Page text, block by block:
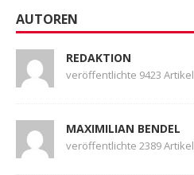
AUTOREN
REDAKTION
veröffentlichte 9423 Artikel
MAXIMILIAN BENDEL
veröffentlichte 2389 Artikel